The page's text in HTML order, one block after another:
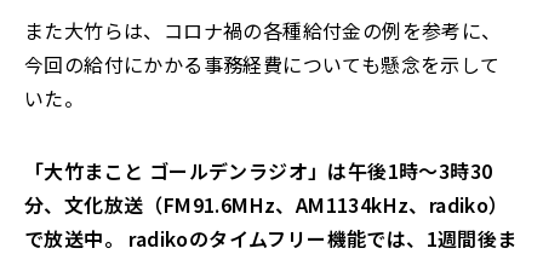
また大竹らは、コロナ禍の各種給付金の例を参考に、
今回の給付にかかる事務経費についても懸念を示して
いた。
「大竹まこと ゴールデンラジオ」は午後1時～3時30
分、文化放送（FM91.6MHz、AM1134kHz、radiko）
で放送中。 radikoのタイムフリー機能では、1週間後ま